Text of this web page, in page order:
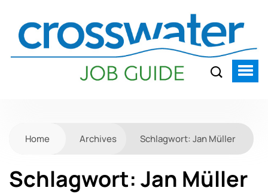
Home Archives Schlagwort: Jan Müller
Schlagwort: Jan Müller